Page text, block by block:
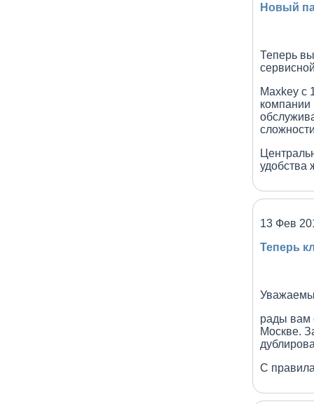
Новый
Теперь
Maxkey с
компании
удобства
13 Фев
Теперь
рады вам
Москве.
С